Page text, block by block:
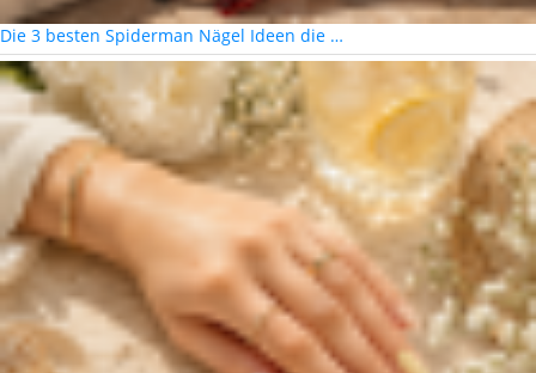
Die 3 besten Spiderman Nägel Ideen die …